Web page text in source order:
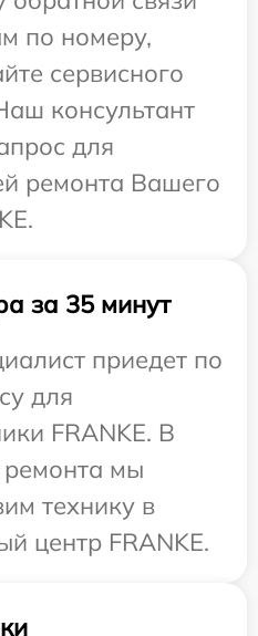
по номеру,
сервисного
консультант
для
ремонта Вашего
за 35 минут
приедет по
для
FRANKE. В
мы
технику в
центр FRANKE.